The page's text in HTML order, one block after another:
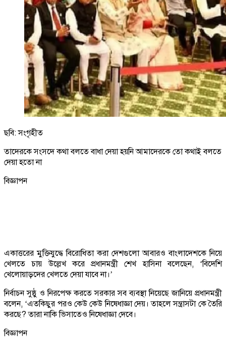
ছবি: সংগৃহীত
তাদেরকে সংসদে কথা বলতে বাধা দেয়া হয়নি আমাদেরকে তো কথাই বলতে
দেয়া হতো না
বিজ্ঞাপন
একাত্তরের মুক্তিযুদ্ধে বিরোধিতা করা দেশগুলো আবারও বাংলাদেশকে নিয়ে
খেলতে চায় উল্লেখ করে প্রধানমন্ত্রী শেখ হাসিনা বলেছেন, ‘বিদেশি
খেলোয়াড়দের খেলতে দেয়া যাবে না।’
নির্বাচন সুষ্ঠু ও নিরপেক্ষ করতে সরকার সব ব্যবস্থা নিয়েছে জানিয়ে প্রধানমন্ত্রী
বলেন, ‘এতকিছুর পরও কেউ কেউ নিষেধাজ্ঞা দেয়। তাহলে সন্ত্রাসটা কে তৈরি
করছে? তারা নাকি ভিসাতেও নিষেধাজ্ঞা দেবে।
বিজ্ঞাপন